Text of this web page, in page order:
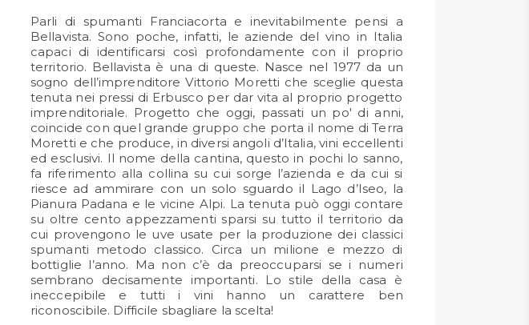
Parli di spumanti Franciacorta e inevitabilmente pensi a
Bellavista. Sono poche, infatti, le aziende del vino in Italia
capaci di identificarsi così profondamente con il proprio
territorio. Bellavista è una di queste. Nasce nel 1977 da un
sogno dell’imprenditore Vittorio Moretti che sceglie questa
tenuta nei pressi di Erbusco per dar vita al proprio progetto
imprenditoriale. Progetto che oggi, passati un po' di anni,
coincide con quel grande gruppo che porta il nome di Terra
Moretti e che produce, in diversi angoli d’Italia, vini eccellenti
ed esclusivi. Il nome della cantina, questo in pochi lo sanno,
fa riferimento alla collina su cui sorge l’azienda e da cui si
riesce ad ammirare con un solo sguardo il Lago d’Iseo, la
Pianura Padana e le vicine Alpi. La tenuta può oggi contare
su oltre cento appezzamenti sparsi su tutto il territorio da
cui provengono le uve usate per la produzione dei classici
spumanti metodo classico. Circa un milione e mezzo di
bottiglie l’anno. Ma non c’è da preoccuparsi se i numeri
sembrano decisamente importanti. Lo stile della casa è
ineccepibile e tutti i vini hanno un carattere ben
riconoscibile. Difficile sbagliare la scelta!